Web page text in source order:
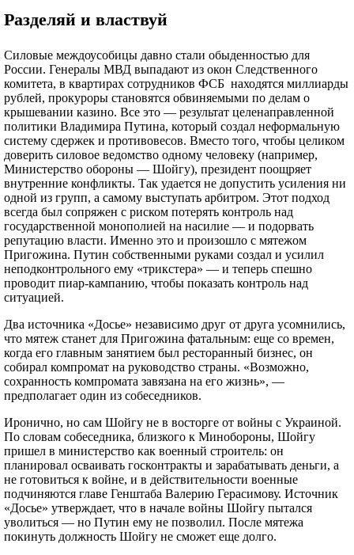
схему нумерации сотрудников, стали выдавать им дублирующие
пятизначные номера, начинающиеся на букву Б, новые позывные и
увеличения номеров по мере выдачи).
По абсолютным цифрам личного состава с оружием группа
«Вагнер» похожа на несколько самых крупных ЧВК, однако ее
состав, задачи и вооружение резко отличаются. Типичные ЧВК
вооружены стрелковым оружием и ведут деятельность по охране
VIP-персон, грузоперевозок, а также обучению местных армий и
специальных подразделений. В традиционных частных военных
компаниях — за редким исключением — сложно найти что-то
мощнее пулемета, крайне редко встречаются бронетранспортеры и
другая тяжелая военная техника. В отличие от них, бойцы ЧВК
«Вагнер» непосредственно воюют и выполняют боевые задачи по
штурму городов и укреплений. Вагнеровцы используют БМП,
танки, реактивные системы залпового огня и тяжелую артиллерию,
боевые вертолеты и самолеты. Разумеется, у «Вагнера» есть
средства ПВО в виде ПЗРК и «Панцирей» (причем еще с сирийских
и ливийских кампаний).
За 2019-2020 годы через «Вагнер» прошло почти 200 сотрудников
авиационных специальностей, из них несколько десятков летчиков,
авиатехников, инженеров и другого обслуживающего персонала. К
началу 2021 года у Пригожина было 13 экипажей на Су-24 (13
экипажа Миг-23 (3 командира воздушного судна и 3 летчика). Из
вертолетов ЧВК использовала Ми-24, Ми-8, швейцарские Pilatus,
французские Gazelle и американские Cessna. В резерве или на
контакте у ЧВК находилось свыше 100 пилотов и техников на
вертолеты МИ, а также более 180 человек на самолеты. Несколько
самолетов ЧВК «Вагнер» были сбиты в районе Бахмута.
Структуры министерства обороны (а также предприятия военно-
«Вагнеру» множество различной военной техники и оружия. По
оценкам Центра «Досье», на вооружении «ветеранов» ЧВК могли
быть пулеметы (свыше 160 ПКМ, 48 пулеметов Корд, ручные
пулеметы Калашникова), гранатометы (несколько сотен РПГ, 96
штук АГС-17, 48 штук СПГ-9) бронетехника (несколько десятков
танков, несколько десятков БМП, десятки БТР), артиллерия (гаубицы
Д-30, 2С3 «Акация» 152 мм, 2А36 «Гиацинт», «Малка» 2С7М 203
мм, РСЗО «Град» и РСЗО «Ураган»), десятки 82-мм и 120-мм
минометов, десятки расчетов ПТУР, десятки саперов, около 200
разведчиков-снайперов и отдельные снайперские группы, ПВО
(несколько ЗУ-22), десятки ПЗРК, несколько ЗРПК «Панцирь»,
Разделяй и властвуй
Силовые междоусобицы давно стали обыденностью для
России. Генералы МВД выпадают из окон Следственного
комитета, в квартирах сотрудников ФСБ находятся миллиарды
рублей, прокуроры становятся обвиняемыми по делам о
крышевании казино. Все это — результат целенаправленной
политики Владимира Путина, который создал неформальную
систему сдержек и противовесов. Вместо того, чтобы целиком
доверить силовое ведомство одному человеку (например,
Министерство обороны — Шойгу), президент поощряет
внутренние конфликты. Так удается не допустить усиления ни
одной из групп, а самому выступать арбитром. Этот подход
всегда был сопряжен с риском потерять контроль над
государственной монополией на насилие — и подорвать
репутацию власти. Именно это и произошло с мятежом
Пригожина. Путин собственными руками создал и усилил
неподконтрольного ему «трикстера» — и теперь спешно
проводит пиар-кампанию, чтобы показать контроль над
ситуацией.
Два источника «Досье» независимо друг от друга усомнились,
что мятеж станет для Пригожина фатальным: еще со времен,
когда его главным занятием был ресторанный бизнес, он
собирал компромат на руководство страны. «Возможно,
сохранность компромата завязана на его жизнь», —
предполагает один из собеседников.
Иронично, но сам Шойгу не в восторге от войны с Украиной.
По словам собеседника, близкого к Минобороны, Шойгу
пришел в министерство как военный строитель: он
планировал осваивать госконтракты и зарабатывать деньги, а
не готовиться к войне, и в действительности военные
подчиняются главе Генштаба Валерию Герасимову. Источник
«Досье» утверждает, что в начале войны Шойгу пытался
уволиться — но Путин ему не позволил. После мятежа
покинуть должность Шойгу не сможет еще долго.